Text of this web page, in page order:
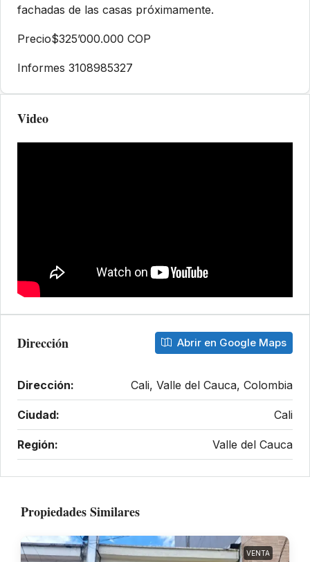
fachadas de las casas próximamente.
Precio$325’000.000 COP
Informes 3108985327
Video
Dirección Abrir en Google Maps
Dirección: Cali, Valle del Cauca, Colombia
Ciudad: Cali
Región: Valle del Cauca
Propiedades Similares
VENTA